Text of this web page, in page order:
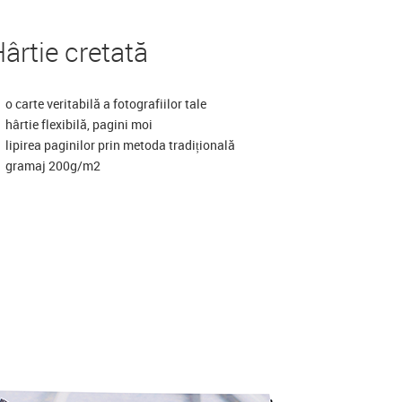
cretată
o carte veritabilă a fotografiilor tale
hârtie flexibilă, pagini moi
lipirea paginilor prin metoda tradițională
gramaj 200g/m2